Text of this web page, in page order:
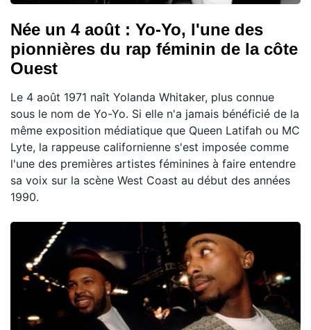
Née un 4 août : Yo-Yo, l'une des
pionnières du rap féminin de la côte
Ouest
Le 4 août 1971 naît Yolanda Whitaker, plus connue
sous le nom de Yo-Yo. Si elle n'a jamais bénéficié de la
même exposition médiatique que Queen Latifah ou MC
Lyte, la rappeuse californienne s'est imposée comme
l'une des premières artistes féminines à faire entendre
sa voix sur la scène West Coast au début des années
1990.